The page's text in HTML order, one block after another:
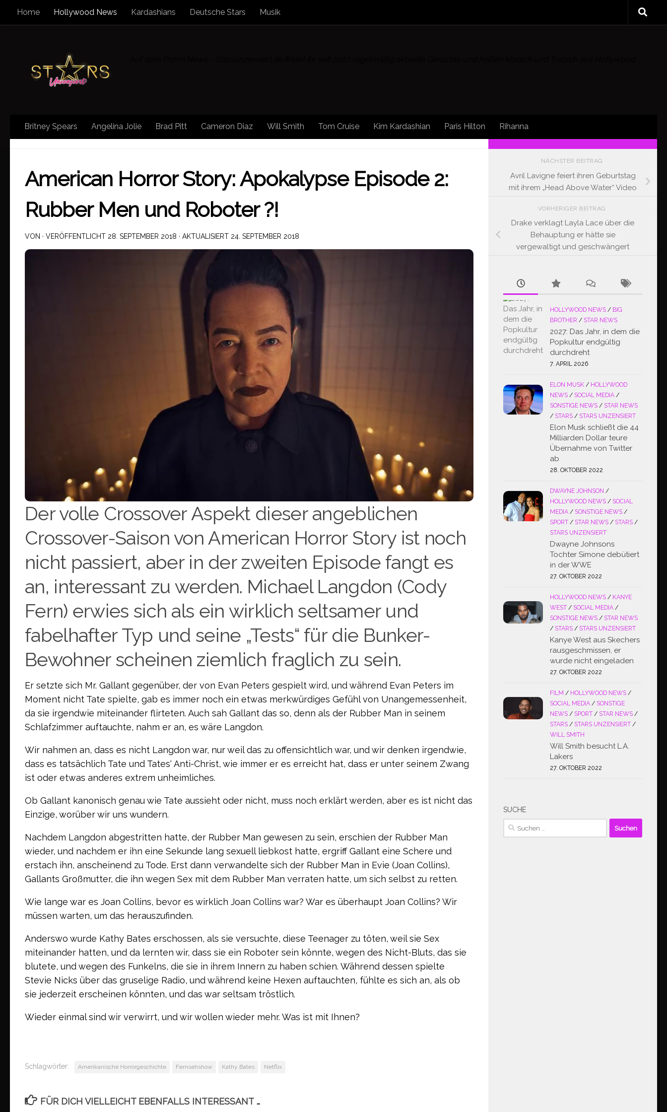
Zum Inhalt springen
Home Hollywood News Kardashians Deutsche Stars Musik
Britney Spears Angelina Jolie Brad Pitt Cameron Diaz Will Smith Tom Cruise Kim Kardashian Paris Hilton Rihanna
AMERICAN HORROR STORY
American Horror Story: Apokalypse Episode 2:
Rubber Men und Roboter ?!
VON · VERÖFFENTLICHT 28. SEPTEMBER 2018 · AKTUALISIERT 24. SEPTEMBER 2018
Der volle Crossover Aspekt dieser angeblichen
Crossover-Saison von American Horror Story ist noch
nicht passiert, aber in der zweiten Episode fangt es
an, interessant zu werden. Michael Langdon (Cody
Fern) erwies sich als ein wirklich seltsamer und
fabelhafter Typ und seine „Tests“ für die Bunker-
Bewohner scheinen ziemlich fraglich zu sein.
Er setzte sich Mr. Gallant gegenüber, der von Evan Peters gespielt wird, und während Evan Peters im
Moment nicht Tate spielte, gab es immer noch ein etwas merkwürdiges Gefühl von Unangemessenheit,
da sie irgendwie miteinander flirteten. Auch sah Gallant das so, denn als der Rubber Man in seinem
Schlafzimmer auftauchte, nahm er an, es wäre Langdon.
Wir nahmen an, dass es nicht Langdon war, nur weil das zu offensichtlich war, und wir denken irgendwie,
dass es tatsächlich Tate und Tates‘ Anti-Christ, wie immer er es erreicht hat, dass er unter seinem Zwang
ist oder etwas anderes extrem unheimliches.
Ob Gallant kanonisch genau wie Tate aussieht oder nicht, muss noch erklärt werden, aber es ist nicht das
Einzige, worüber wir uns wundern.
Nachdem Langdon abgestritten hatte, der Rubber Man gewesen zu sein, erschien der Rubber Man
wieder, und nachdem er ihn eine Sekunde lang sexuell liebkost hatte, ergriff Gallant eine Schere und
erstach ihn, anscheinend zu Tode. Erst dann verwandelte sich der Rubber Man in Evie (Joan Collins),
Gallants Großmutter, die ihn wegen Sex mit dem Rubber Man verraten hatte, um sich selbst zu retten.
Wie lange war es Joan Collins, bevor es wirklich Joan Collins war? War es überhaupt Joan Collins? Wir
müssen warten, um das herauszufinden.
Anderswo wurde Kathy Bates erschossen, als sie versuchte, diese Teenager zu töten, weil sie Sex
miteinander hatten, und da lernten wir, dass sie ein Roboter sein könnte, wegen des Nicht-Bluts, das sie
blutete, und wegen des Funkelns, die sie in ihrem Innern zu haben schien. Während dessen spielte
Stevie Nicks über das gruselige Radio, und während keine Hexen auftauchten, fühlte es sich an, als ob
sie jederzeit erscheinen könnten, und das war seltsam tröstlich.
Wieder einmal sind wir verwirrt, und wir wollen wieder mehr. Was ist mit Ihnen?
Schlagwörter: Amerikanische Horrorgeschichte Fernsehshow Kathy Bates Netflix
FÜR DICH VIELLEICHT EBENFALLS INTERESSANT …
NÄCHSTER BEITRAG
Avril Lavigne feiert ihren Geburtstag
mit ihrem „Head Above Water“ Video
VORHERIGER BEITRAG
Drake verklagt Layla Lace über die
Behauptung er hätte sie
vergewaltigt und geschwängert
HOLLYWOOD NEWS / BIG
BROTHER / STAR NEWS
2027: Das Jahr, in dem die
Popkultur endgültig
durchdreht
7. APRIL 2026
ELON MUSK / HOLLYWOOD
NEWS / SOCIAL MEDIA /
SONSTIGE NEWS / STAR NEWS
/ STARS / STARS UNZENSIERT
Elon Musk schließt die 44
Milliarden Dollar teure
Übernahme von Twitter
ab
28. OKTOBER 2022
DWAYNE JOHNSON /
HOLLYWOOD NEWS / SOCIAL
MEDIA / SONSTIGE NEWS /
SPORT / STAR NEWS / STARS /
STARS UNZENSIERT
Dwayne Johnsons
Tochter Simone debütiert
in der WWE
27. OKTOBER 2022
HOLLYWOOD NEWS / KANYE
WEST / SOCIAL MEDIA /
SONSTIGE NEWS / STAR NEWS
/ STARS / STARS UNZENSIERT
Kanye West aus Skechers
rausgeschmissen, er
wurde nicht eingeladen
27. OKTOBER 2022
FILM / HOLLYWOOD NEWS /
SOCIAL MEDIA / SONSTIGE
NEWS / SPORT / STAR NEWS /
STARS / STARS UNZENSIERT /
WILL SMITH
Will Smith besucht L.A.
Lakers
27. OKTOBER 2022
SUCHE
Suchen
nach: